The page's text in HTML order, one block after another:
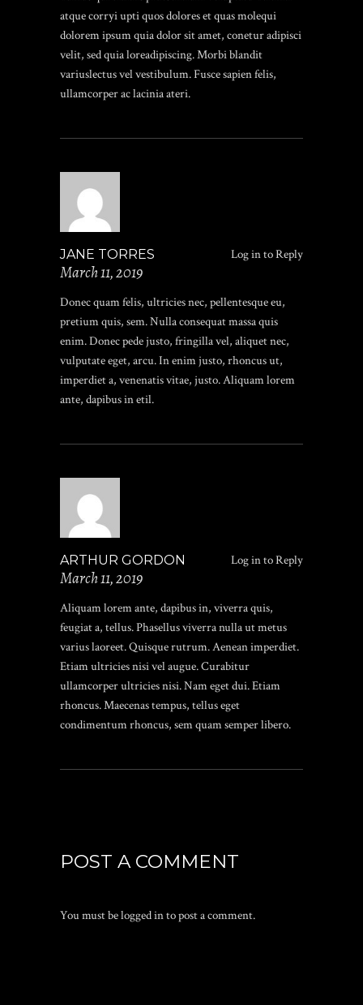
atque corryi upti quos dolores et quas molequi
dolorem ipsum quia dolor sit amet, conetur adipisci
velit, sed quia loreadipiscing. Morbi blandit
variuslectus vel vestibulum. Fusce sapien felis,
ullamcorper ac lacinia ateri.
JANE TORRES
March 11, 2019
Log in to Reply
Donec quam felis, ultricies nec, pellentesque eu,
pretium quis, sem. Nulla consequat massa quis
enim. Donec pede justo, fringilla vel, aliquet nec,
vulputate eget, arcu. In enim justo, rhoncus ut,
imperdiet a, venenatis vitae, justo. Aliquam lorem
ante, dapibus in etil.
ARTHUR GORDON
March 11, 2019
Log in to Reply
Aliquam lorem ante, dapibus in, viverra quis,
feugiat a, tellus. Phasellus viverra nulla ut metus
varius laoreet. Quisque rutrum. Aenean imperdiet.
Etiam ultricies nisi vel augue. Curabitur
ullamcorper ultricies nisi. Nam eget dui. Etiam
rhoncus. Maecenas tempus, tellus eget
condimentum rhoncus, sem quam semper libero.
POST A COMMENT
You must belogged into post a comment.